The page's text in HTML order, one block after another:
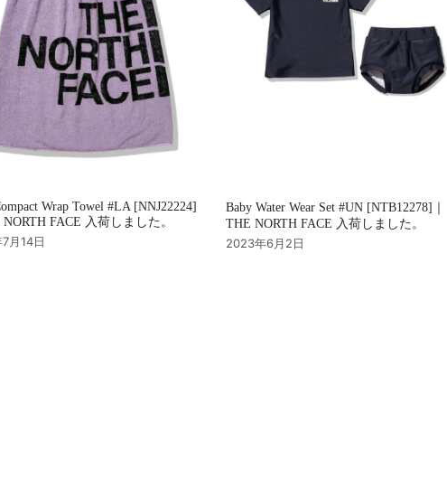
Wrap Towel #LA [NNJ22224]
NORTH FACE 入荷しました。
月14日
Baby Water Wear Set #UN [NTB12278]｜
THE NORTH FACE 入荷しました。
2023年6月2日